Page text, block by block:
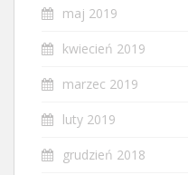
maj 2019
kwiecień 2019
marzec 2019
luty 2019
grudzień 2018